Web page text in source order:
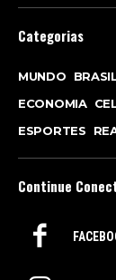
Categorias
MUNDO
ECONOMIA
ESPORTES
Continue